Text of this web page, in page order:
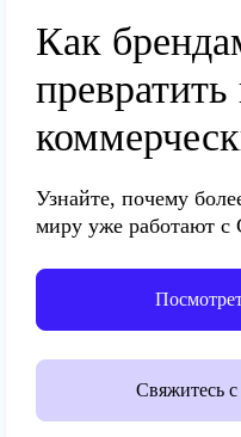
Как
Узнайте, почему
миру уже работают с
Свяжитесь